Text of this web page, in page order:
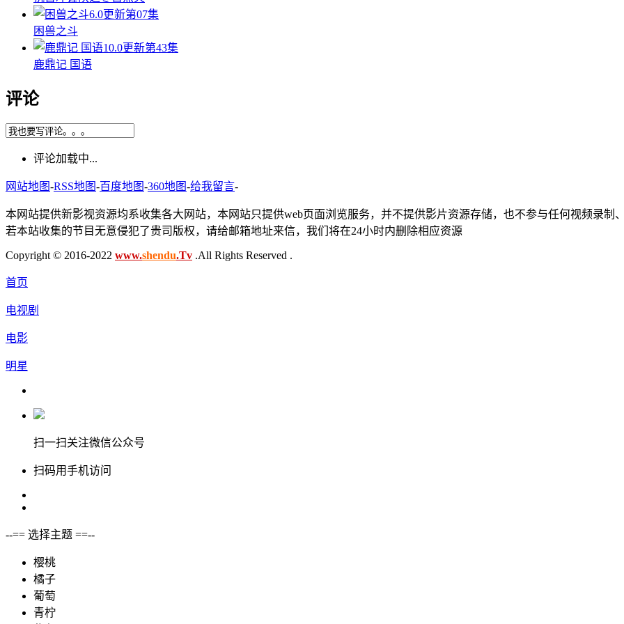
6.0更新第07集
困兽之斗
10.0更新第43集
鹿鼎记 国语
评论
评论加载中...
网站地图-RSS地图-百度地图-360地图-给我留言-
本网站提供新影视资源均系收集各大网站，本网站只提供web页面浏览服务，并不提供影片资源存储，也不参与任何视频录制
若本站收集的节目无意侵犯了贵司版权，请给邮箱地址来信，我们将在24小时内删除相应资源
Copyright © 2016-2022 www.shendu.Tv .All Rights Reserved .
首页
电视剧
电影
明星
扫一扫关注微信公众号
扫码用手机访问
--== 选择主题 ==--
樱桃
橘子
葡萄
青柠